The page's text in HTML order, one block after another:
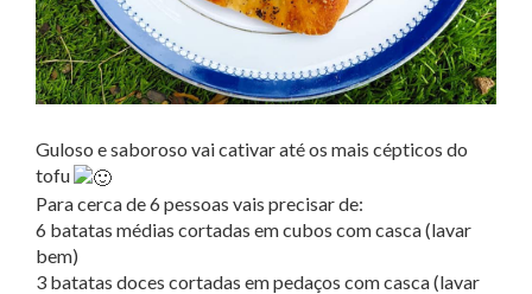
Guloso e saboroso vai cativar até os mais cépticos do
tofu
Para cerca de 6 pessoas vais precisar de:
6 batatas médias cortadas em cubos com casca (lavar
bem)
3 batatas doces cortadas em pedaços com casca (lavar